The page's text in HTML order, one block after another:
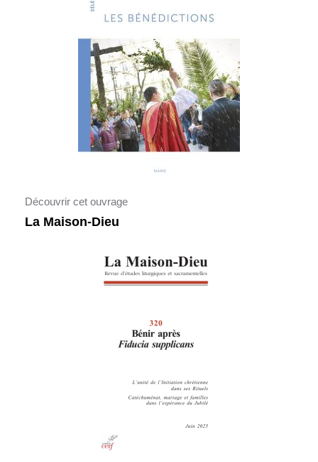
Découvrir cet ouvrage
La Maison-Dieu